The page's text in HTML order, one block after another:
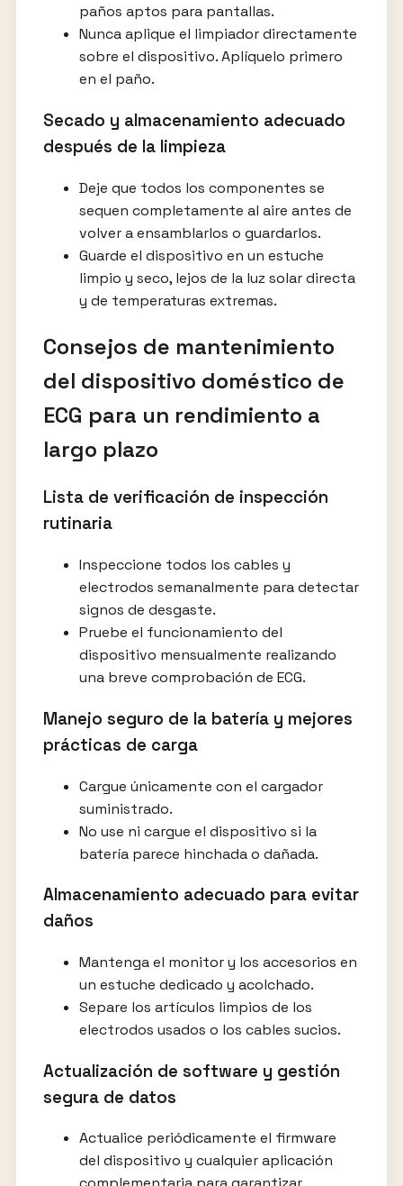
paños aptos para pantallas.
Nunca aplique el limpiador directamente
sobre el dispositivo. Aplíquelo primero
en el paño.
Secado y almacenamiento adecuado
después de la limpieza
Deje que todos los componentes se
sequen completamente al aire antes de
volver a ensamblarlos o guardarlos.
Guarde el dispositivo en un estuche
limpio y seco, lejos de la luz solar directa
y de temperaturas extremas.
Consejos de mantenimiento
del dispositivo doméstico de
ECG para un rendimiento a
largo plazo
Lista de verificación de inspección
rutinaria
Inspeccione todos los cables y
electrodos semanalmente para detectar
signos de desgaste.
Pruebe el funcionamiento del
dispositivo mensualmente realizando
una breve comprobación de ECG.
Manejo seguro de la batería y mejores
prácticas de carga
Cargue únicamente con el cargador
suministrado.
No use ni cargue el dispositivo si la
batería parece hinchada o dañada.
Almacenamiento adecuado para evitar
daños
Mantenga el monitor y los accesorios en
un estuche dedicado y acolchado.
Separe los artículos limpios de los
electrodos usados o los cables sucios.
Actualización de software y gestión
segura de datos
Actualice periódicamente el firmware
del dispositivo y cualquier aplicación